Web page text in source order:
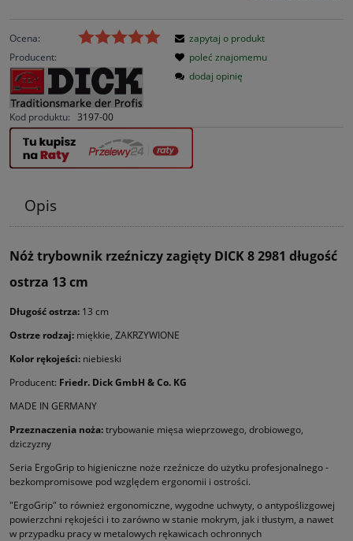
Ocena:
Producent:
Kod produktu: 3197-00
zapytaj o produkt
poleć znajomemu
dodaj opinię
Opis
Nóż trybownik rzeźniczy zagięty DICK 8 2981 długość
ostrza 13 cm
Długość ostrza: 13 cm
Ostrze rodzaj: miękkie, ZAKRZYWIONE
Kolor rękojeści: niebieski
Producent: Friedr. Dick GmbH & Co. KG
MADE IN GERMANY
Przeznaczenia noża:trybowanie mięsa wieprzowego, drobiowego,
dziczyzny
Seria ErgoGrip to higieniczne noże rzeźnicze do użytku profesjonalnego -
bezkompromisowe pod względem ergonomii i ostrości.
"ErgoGrip" to również ergonomiczne, wygodne uchwyty, o antypoślizgowej
powierzchni rękojeści i to zarówno w stanie mokrym, jak i tłustym, a nawet
w przypadku pracy w metalowych rękawicach ochronnych